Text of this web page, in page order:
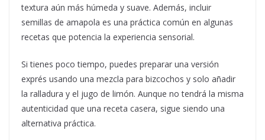
textura aún más húmeda y suave. Además, incluir
semillas de amapola es una práctica común en algunas
recetas que potencia la experiencia sensorial.
Si tienes poco tiempo, puedes preparar una versión
exprés usando una mezcla para bizcochos y solo añadir
la ralladura y el jugo de limón. Aunque no tendrá la misma
autenticidad que una receta casera, sigue siendo una
alternativa práctica.